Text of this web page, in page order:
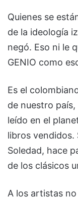
Quienes se
de la ideología
negó. Eso ni le
GENIO como
Es el
de nuestro
leído en el
libros vendidos.
Soledad, hace
de los clásicos
A los artistas